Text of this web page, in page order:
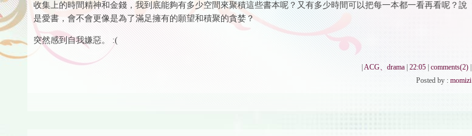
收集上的時間精神和金錢，我到底能夠有多少空間來聚積這些書本呢？又有多少時間可以把每一本都一看再看呢？說
是愛書，會不會更像是為了滿足擁有的願望和積聚的貪婪？
突然感到自我嫌惡。 :(
ACG、drama| 22:05| comments(2)|
Posted by : momizi